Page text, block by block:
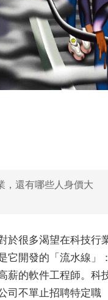
，還有哪些人身價大
於很多渴望在科技行
它開發的「流水線」
薪的軟件工程師。科
司不單止招聘特定職